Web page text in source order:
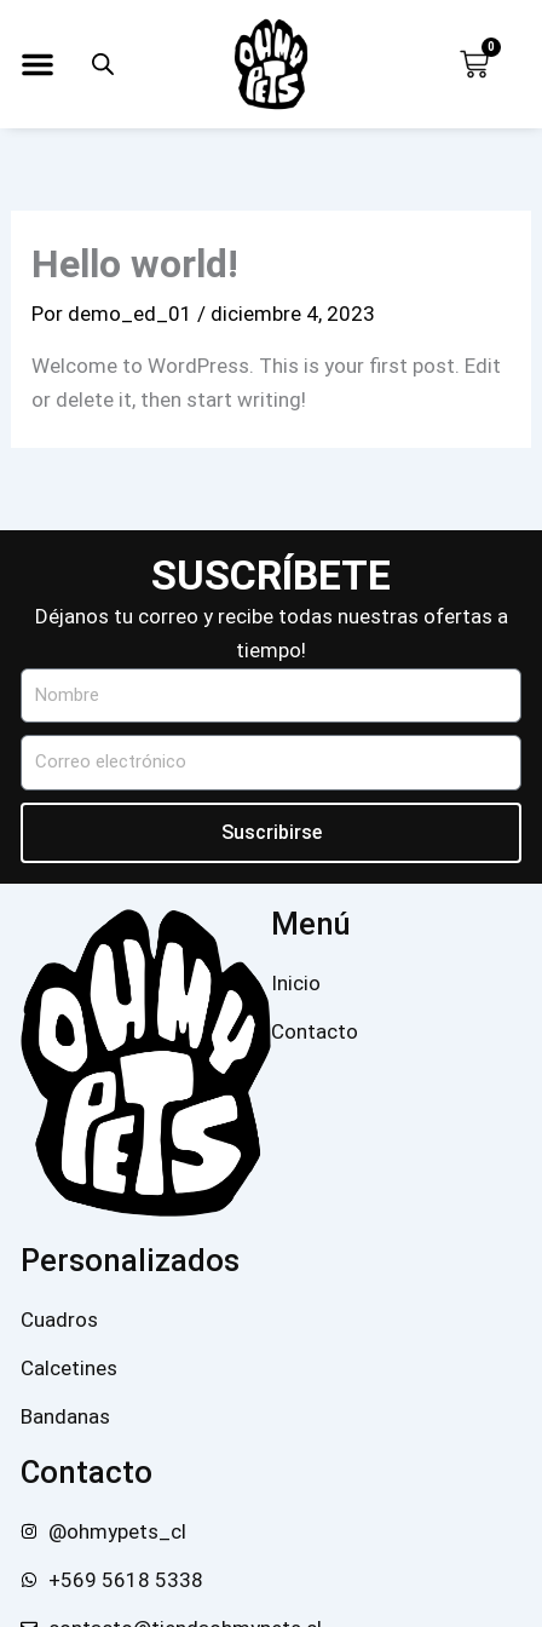
contenido
0
Hello world!
Por demo_ed_01/ diciembre 4, 2023
Welcome to WordPress. This is your first post. Edit
or delete it, then start writing!
SUSCRÍBETE
Déjanos tu correo y recibe todas nuestras ofertas a
tiempo!
Nombre
Correo
electrónico
Suscribirse
Menú
Inicio
Contacto
Personalizados
Cuadros
Calcetines
Bandanas
Contacto
@ohmypets_cl
+569 5618 5338